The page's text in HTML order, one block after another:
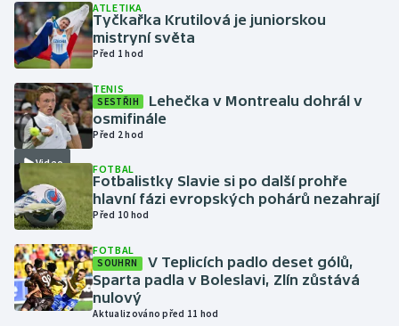
Gymnastika
Házená
Jezdectví
Judo
Krasobruslení
Lyže a snowboard
ATLETIKA
Tyčkařka Krutilová je juniorskou
mistryní světa
Před 1 hod
Video
TENIS
SESTŘIH
Lehečka v Montrealu dohrál v
osmifinále
Před 2 hod
FOTBAL
Fotbalistky Slavie si po další prohře
hlavní fázi evropských pohárů nezahrají
Před 10 hod
FOTBAL
SOUHRN
V Teplicích padlo deset gólů,
Sparta padla v Boleslavi, Zlín zůstává
nulový
Aktualizováno před 11 hod